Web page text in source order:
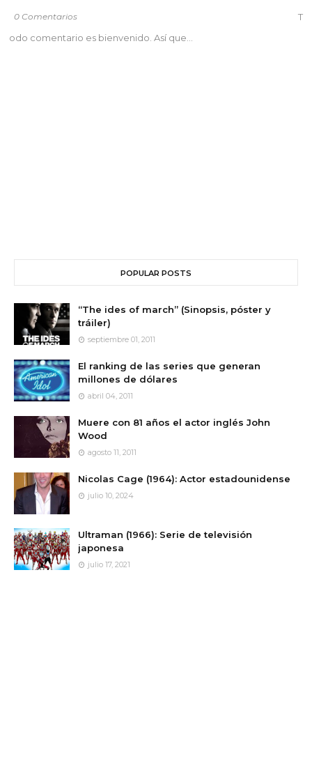
0 Comentarios
T
odo comentario es bienvenido. Así que...
POPULAR POSTS
“The ides of march” (Sinopsis, póster y
tráiler)
septiembre 01, 2011
El ranking de las series que generan
millones de dólares
abril 04, 2011
Muere con 81 años el actor inglés John
Wood
agosto 11, 2011
Nicolas Cage (1964): Actor estadounidense
julio 10, 2024
Ultraman (1966): Serie de televisión
japonesa
julio 17, 2021